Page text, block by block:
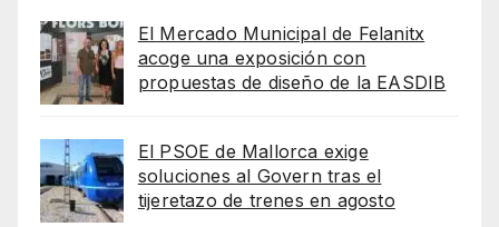
El Mercado Municipal de Felanitx
acoge una exposición con
propuestas de diseño de la EASDIB
El PSOE de Mallorca exige
soluciones al Govern tras el
tijeretazo de trenes en agosto